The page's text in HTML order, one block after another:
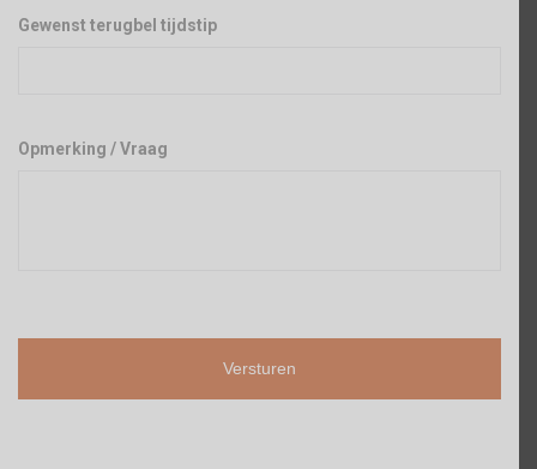
Gewenst terugbel tijdstip
Opmerking / Vraag